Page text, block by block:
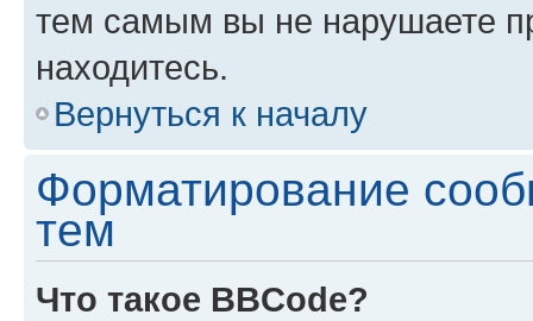
тем самым вы не нарушаете
находитесь.
Вернуться к началу
Форматирование
тем
Что такое BBCode?